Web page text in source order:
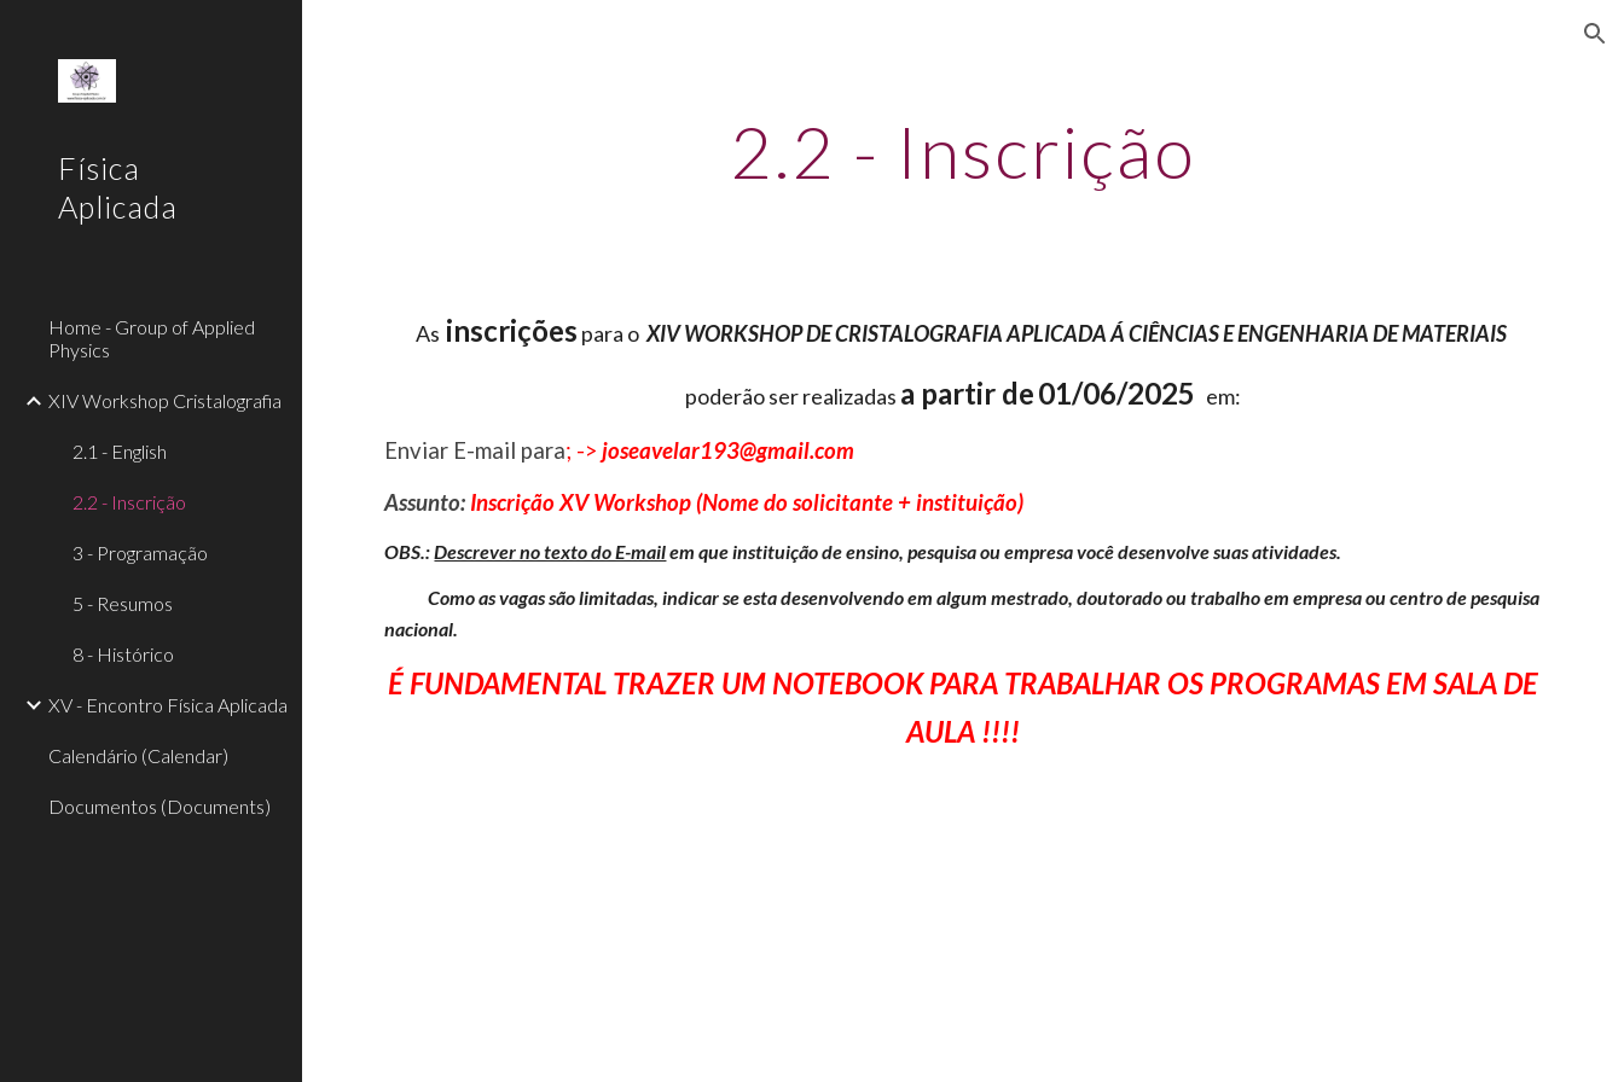
Física
Aplicada
Home - Group of Applied
Physics
XIV Workshop Cristalografia
2.1 - English
2.2 - Inscrição
3 - Programação
5 - Resumos
8 - Histórico
XV - Encontro Física Aplicada
Calendário (Calendar)
Documentos (Documents)
2.2 - Inscrição
As inscrições para o XIVWORKSHOP DE CRISTALOGRAFIA APLICADA Á CIÊNCIAS E ENGENHARIA DE MATERIAIS
poderão ser realizadas a partir de01/06/2025 em:
Enviar E-mail para; ->joseavelar193@gmail.com
Assunto: Inscrição XVWorkshop (Nome do solicitante + instituição)
OBS.:Descrever no texto do E-mailem que instituição de ensino, pesquisa ou empresa você desenvolve suas atividades.
Como as vagas são limitadas, indicar se esta desenvolvendo em algum mestrado, doutorado ou trabalho em empresa ou centro de pesquisa
nacional.
É FUNDAMENTAL TRAZER UM NOTEBOOK PARA TRABALHAR OS PROGRAMAS EM SALA DE
AULA !!!!